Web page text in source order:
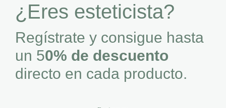
¿Eres esteticista?
Regístrate y consigue hasta
un 50% de descuento
directo en cada producto.